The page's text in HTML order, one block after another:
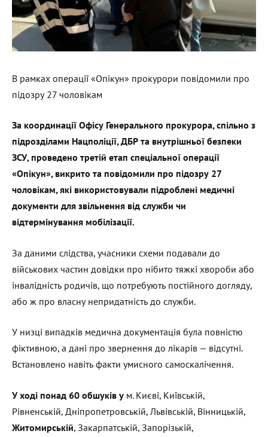
В рамках операції «Опікун» прокурори повідомили про
підозру 27 чоловікам
За координації Офісу Генерального прокурора, спільно з
підрозділами Нацполіції, ДБР та внутрішньої безпеки
ЗСУ, проведено третій етап спеціальної операції
«Опікун», викрито та повідомили про підозру 27
чоловікам, які використовували підроблені медичні
документи для звільнення від служби чи
відтермінування мобілізації.
За даними слідства, учасники схеми подавали до
військових частин довідки про нібито тяжкі хвороби або
інвалідність родичів, що потребують постійного догляду,
або ж про власну непридатність до служби.
У низці випадків медична документація була повністю
фіктивною, а дані про звернення до лікарів — відсутні.
Встановлено навіть факти умисного самоскалічення.
У ході понад 60 обшуків у м. Києві, Київській,
Рівненській, Дніпропетровській, Львівській, Вінницькій,
Житомирській, Закарпатській, Запорізькій,